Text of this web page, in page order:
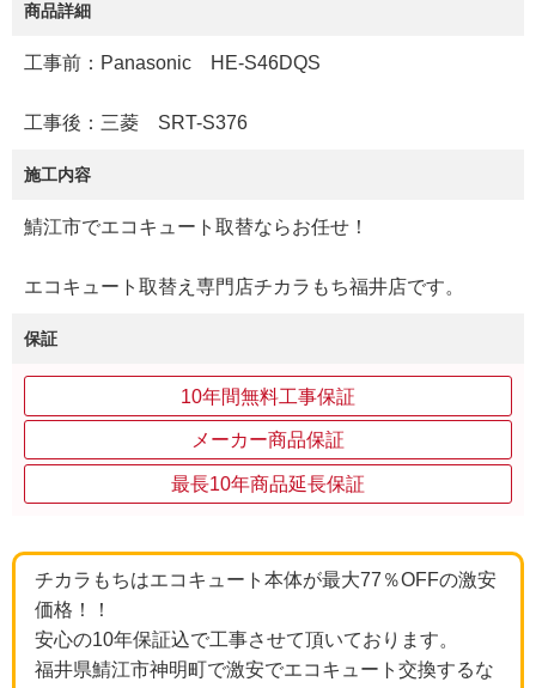
商品詳細
工事前：Panasonic HE-S46DQS
工事後：三菱 SRT-S376
施工内容
鯖江市でエコキュート取替ならお任せ！
エコキュート取替え専門店チカラもち福井店です。
保証
10年間無料工事保証
メーカー商品保証
最長10年商品延長保証
チカラもちはエコキュート本体が最大77％OFFの激安
価格！！
安心の10年保証込で工事させて頂いております。
福井県鯖江市神明町で激安でエコキュート交換するな